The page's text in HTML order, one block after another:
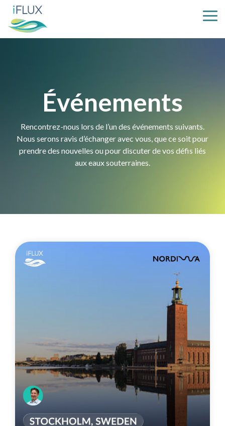
Skip
the
main
Événements
Rencontrez-nous lors de l’un des événements suivants.
Nous serons ravis d’échanger avec vous, que ce soit pour
prendre des nouvelles ou pour discuter de vos défis liés
aux eaux souterraines.